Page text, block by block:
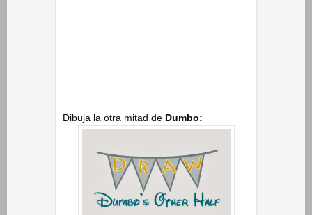
Dibuja la otra mitad de Dumbo: